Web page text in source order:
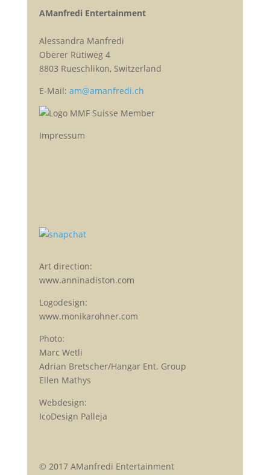
AManfredi Entertainment
Alessandra Manfredi
Oberer Rütiweg 4
8803 Rueschlikon, Switzerland
E-Mail: am@amanfredi.ch
Impressum
Art direction:
www.anninadiston.com
Logodesign:
www.monikarohner.com
Photo:
Marc Wetli
Adrian Bretscher/Hangar Ent. Group
Ellen Mathys
Webdesign:
IcoDesign Palleja
© 2017 AManfredi Entertainment